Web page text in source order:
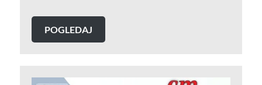
POGLEDAJ